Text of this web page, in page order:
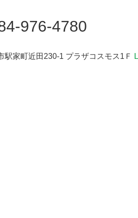
976-4780
家町近田230-1 プラザコスモス1Ｆ